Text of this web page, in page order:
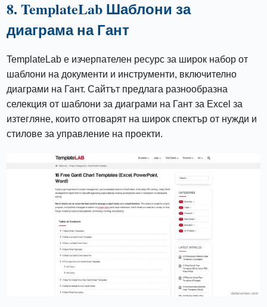
8. TemplateLab Шаблони за
диаграма на Гант
TemplateLab е изчерпателен ресурс за широк набор от
шаблони на документи и инструменти, включително
диаграми на Гант. Сайтът предлага разнообразна
селекция от шаблони за диаграми на Гант за Excel за
изтегляне, които отговарят на широк спектър от нужди и
стилове за управление на проекти.